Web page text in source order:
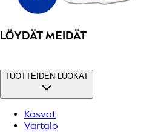
LÖYDÄT MEIDÄT
TUOTTEIDEN LUOKAT
Kasvot
Vartalo